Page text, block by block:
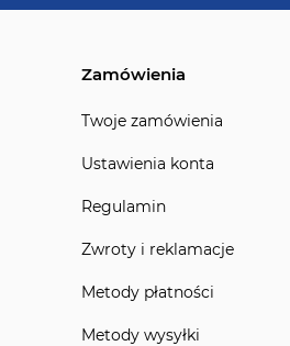
Zamówienia
Twoje zamówienia
Ustawienia konta
Regulamin
Zwroty i reklamacje
Metody płatności
Metody wysyłki